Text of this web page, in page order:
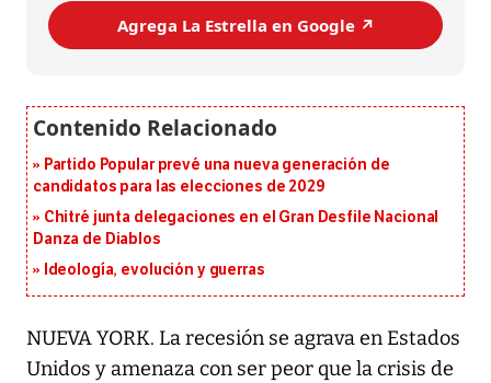
Agrega La Estrella en Google ↗️
Partido Popular prevé una nueva generación de
candidatos para las elecciones de 2029
Chitré junta delegaciones en el Gran Desfile Nacional
Danza de Diablos
Ideología, evolución y guerras
NUEVA YORK. La recesión se agrava en Estados
Unidos y amenaza con ser peor que la crisis de